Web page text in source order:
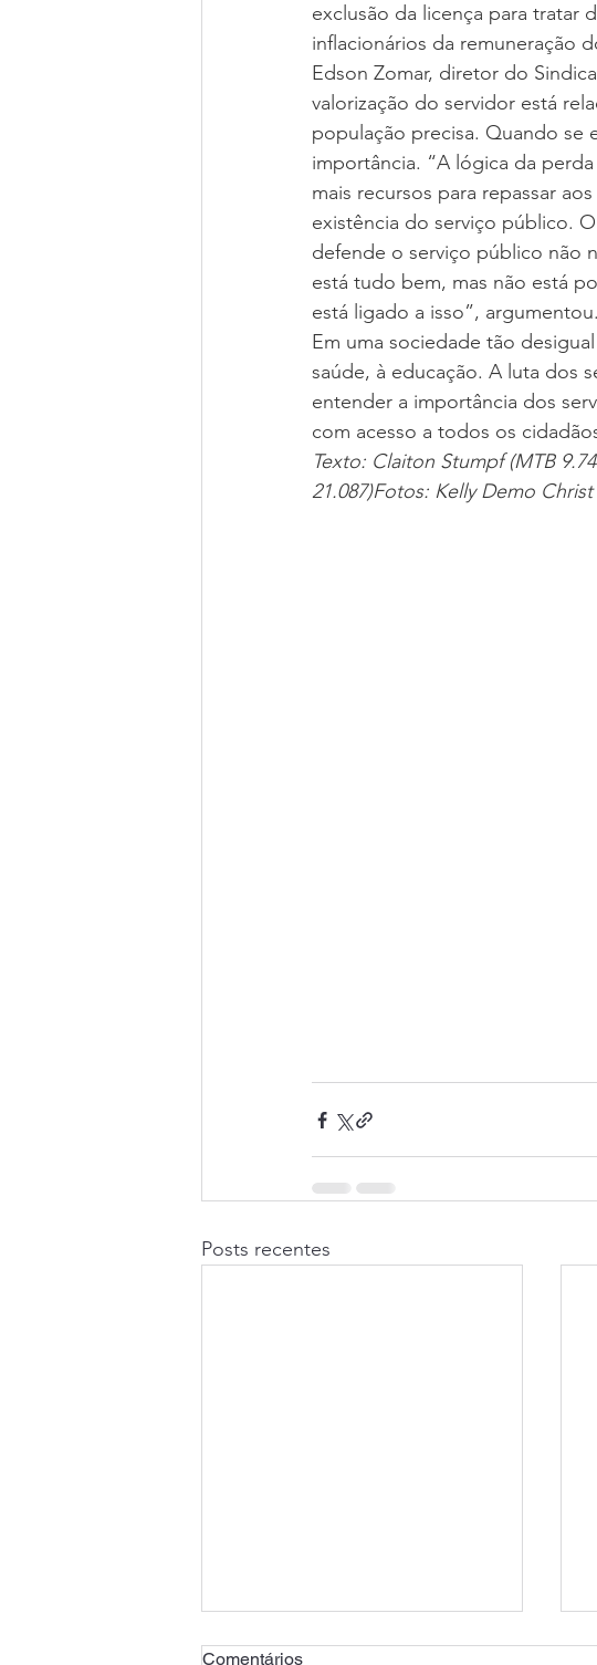
exclusão da licença para tratar
inflacionários da remuneração
Edson Zomar, diretor do
valorização do servidor está
população precisa. Quando se
importância. “A lógica da
mais recursos para repassar
existência do serviço público.
defende o serviço público não
está tudo bem, mas não está
está ligado a isso”, argumentou.
Em uma sociedade tão
saúde, à educação. A luta dos
entender a importância dos
com acesso a todos os
Texto: Claiton Stumpf (MTB
21.087)Fotos: Kelly Demo Christ
Posts recentes
Comentários